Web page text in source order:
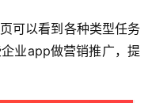
可以看到各种类型任务
业app做营销推广，提